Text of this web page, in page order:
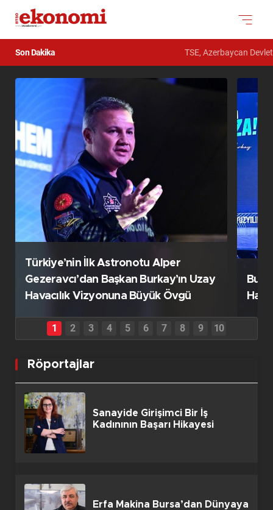
Son Dakika TSE, Azerbaycan Devlet
Türkiye’nin İlk Astronotu Alper
Gezeravcı’dan Başkan Burkay’ın Uzay
Havacılık Vizyonuna Büyük Övgü
Röportajlar
Sanayide Girişimci Bir İş
Kadınının Başarı Hikayesi
Erfa Makina Bursa’dan Dünyaya